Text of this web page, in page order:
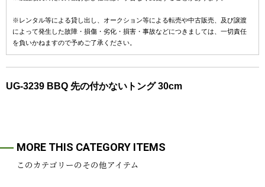
※レンタル等による貸し出し、オークション等による転売や中古販売、及び譲渡
によって発生した故障・損傷・劣化・損害・事故などにつきましては、一切責任
を負いかねますので予めご了承ください。
UG-3239 BBQ 先の付かないトング 30cm
MORE THIS CATEGORY ITEMS
このカテゴリーのその他アイテム